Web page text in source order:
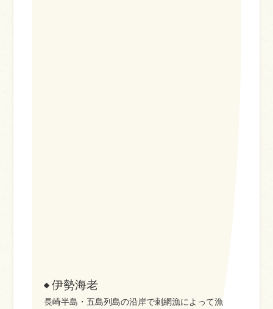
伊勢海老
長崎半島・五島列島の沿岸で刺網漁によって漁